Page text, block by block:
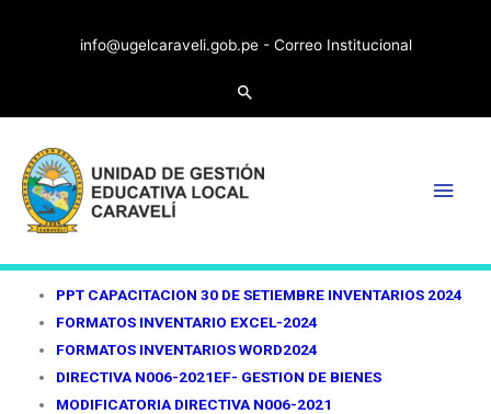
info@ugelcaraveli.gob.pe - Correo Institucional
PPT CAPACITACION 30 DE SETIEMBRE INVENTARIOS 2024
FORMATOS INVENTARIO EXCEL-2024
FORMATOS INVENTARIOS WORD2024
DIRECTIVA N006-2021EF- GESTION DE BIENES
MODIFICATORIA DIRECTIVA N006-2021